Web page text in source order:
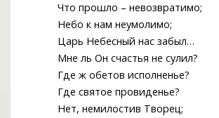
Что прошло – невозвратимо;
Небо к нам неумолимо;
Царь Небесный нас забыл…
Мне ль Он счастья не сулил?
Где ж обетов исполненье?
Где святое провиденье?
Нет, немилостив Творец;